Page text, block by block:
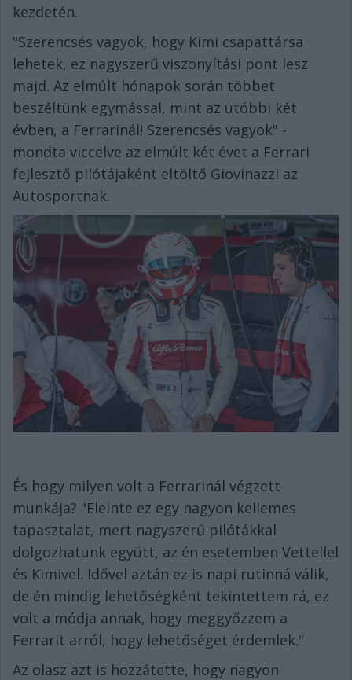
kezdetén.
"Szerencsés vagyok, hogy Kimi csapattársa
lehetek, ez nagyszerű viszonyítási pont lesz
majd. Az elmúlt hónapok során többet
beszéltünk egymással, mint az utóbbi két
évben, a Ferrarinál! Szerencsés vagyok" -
mondta viccelve az elmúlt két évet a Ferrari
fejlesztő pilótájaként eltöltő Giovinazzi az
Autosportnak.
És hogy milyen volt a Ferrarinál végzett
munkája? "Eleinte ez egy nagyon kellemes
tapasztalat, mert nagyszerű pilótákkal
dolgozhatunk együtt, az én esetemben Vettellel
és Kimivel. Idővel aztán ez is napi rutinná válik,
de én mindig lehetőségként tekintettem rá, ez
volt a módja annak, hogy meggyőzzem a
Ferrarit arról, hogy lehetőséget érdemlek."
Az olasz azt is hozzátette, hogy nagyon